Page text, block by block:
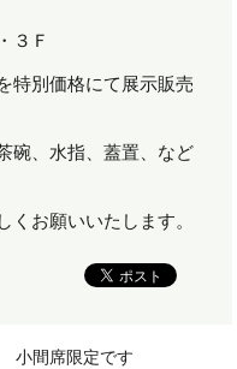
３Ｆ
特別価格にて展示販売
碗、水指、蓋置、など
くお願いいたします。
間席限定です